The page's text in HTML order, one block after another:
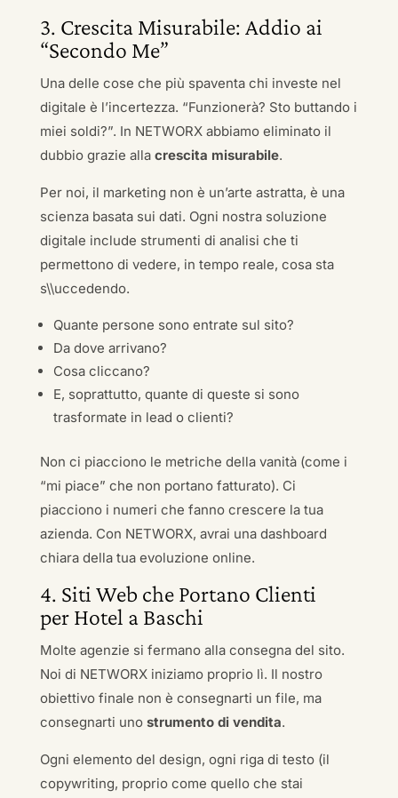
3. Crescita Misurabile: Addio ai
“Secondo Me”
Una delle cose che più spaventa chi investe nel
digitale è l’incertezza. “Funzionerà? Sto buttando i
miei soldi?”. In NETWORX abbiamo eliminato il
dubbio grazie alla crescita misurabile.
Per noi, il marketing non è un’arte astratta, è una
scienza basata sui dati. Ogni nostra soluzione
digitale include strumenti di analisi che ti
permettono di vedere, in tempo reale, cosa sta
s\\uccedendo.
Quante persone sono entrate sul sito?
Da dove arrivano?
Cosa cliccano?
E, soprattutto, quante di queste si sono
trasformate in lead o clienti?
Non ci piacciono le metriche della vanità (come i
“mi piace” che non portano fatturato). Ci
piacciono i numeri che fanno crescere la tua
azienda. Con NETWORX, avrai una dashboard
chiara della tua evoluzione online.
4. Siti Web che Portano Clienti
per Hotel a Baschi
Molte agenzie si fermano alla consegna del sito.
Noi di NETWORX iniziamo proprio lì. Il nostro
obiettivo finale non è consegnarti un file, ma
consegnarti uno strumento di vendita.
Ogni elemento del design, ogni riga di testo (il
copywriting, proprio come quello che stai